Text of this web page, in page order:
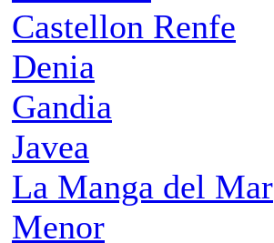
Castellon Renfe
Denia
Gandia
Javea
La Manga del Mar
Menor